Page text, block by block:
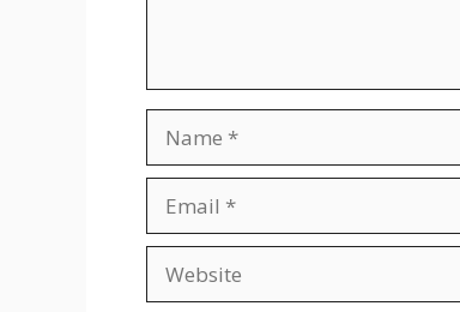
Name
Email
Website